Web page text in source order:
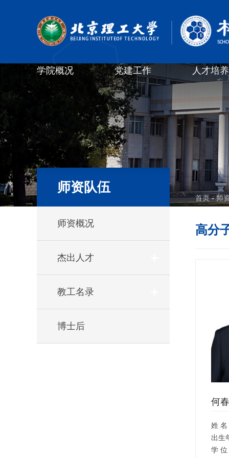
学院概况 党建工作 人才培养
师资队伍
师资概况
杰出人才
教工名录
博士后
首页-师
高分
何
姓 名
出生
学 位